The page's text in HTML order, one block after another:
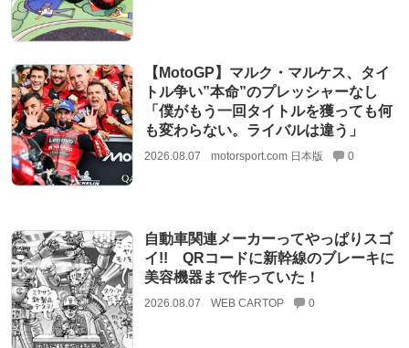
【MotoGP】マルク・マルケス、タイ
トル争い”本命”のプレッシャーなし
「僕がもう一回タイトルを獲っても何
も変わらない。ライバルは違う」
2026.08.07 motorsport.com 日本版 0
自動車関連メーカーってやっぱりスゴ
イ!! QRコードに新幹線のブレーキに
美容機器まで作っていた！
2026.08.07 WEB CARTOP 0